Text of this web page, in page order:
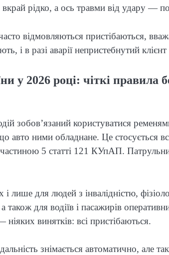
рідко, а ось травми від удару —
відмовляються пристібаються,
і в разі аварії непристебнутий
у 2026 році: чіткі правила
зобов’язаний користуватися
авто ними обладнане. Це стосується
5 статті 121 КУпАП.
лише для людей з інвалідністю,
для водіїв і пасажирів
винятків: всі пристібаються.
знімається автоматично, але